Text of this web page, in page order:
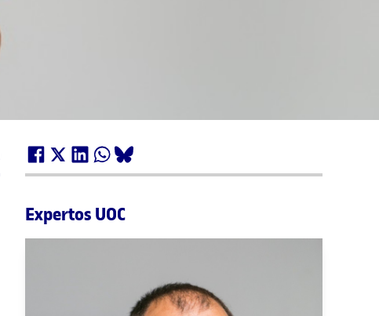
Expertos UOC